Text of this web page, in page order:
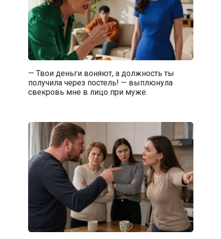
— Твои деньги воняют, а должность ты
получила через постель! — выплюнула
свекровь мне в лицо при муже.